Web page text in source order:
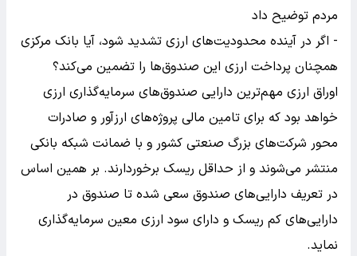
- اگر در آینده محدودیت‌های ارزی تشدید شود، آیا بانک مرکزی
همچنان پرداخت ارزی این صندوق‌ها را تضمین می‌کند؟
اوراق ارزی مهم‌ترین دارایی صندوق‌های سرمایه‌گذاری ارزی
خواهد بود که برای تامین مالی پروژه‌های ارزآور و صادرات
محور شرکت‌های بزرگ صنعتی کشور و با ضمانت شبکه بانکی
منتشر می‌شوند و از حداقل ریسک برخوردارند. بر همین اساس
در تعریف دارایی‌های صندوق سعی شده تا صندوق در
دارایی‌های کم ریسک و دارای سود ارزی معین سرمایه‌گذاری
نماید.